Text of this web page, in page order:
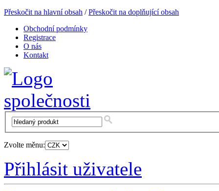
Přeskočit na hlavní obsah /Přeskočit na doplňující obsah
Obchodní podmínky
Registrace
O nás
Kontakt
Zvolte měnu:
Přihlásit uživatele